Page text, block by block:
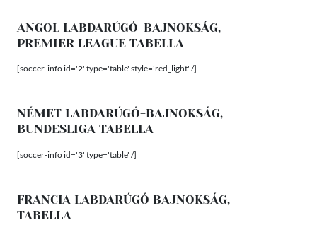
ANGOL LABDARÚGÓ-BAJNOKSÁG,
PREMIER LEAGUE TABELLA
[soccer-info id='2' type='table' style='red_light' /]
NÉMET LABDARÚGÓ-BAJNOKSÁG,
BUNDESLIGA TABELLA
[soccer-info id='3' type='table' /]
FRANCIA LABDARÚGÓ BAJNOKSÁG,
TABELLA